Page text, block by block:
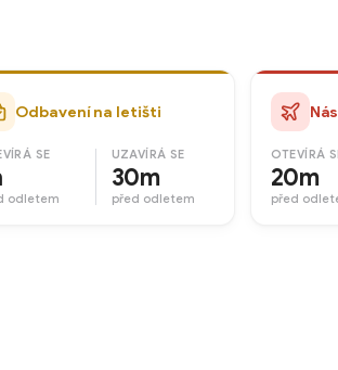
Odbavení na letišti
SE
odletem
UZAVÍRÁ SE
30m
před odletem
OTEVÍRÁ
20m
před